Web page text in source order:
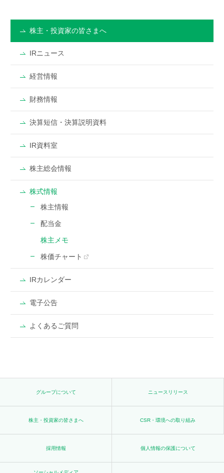
株主・投資家の皆さまへ
IRニュース
経営情報
財務情報
決算短信・決算説明資料
IR資料室
株主総会情報
株式情報
株主情報
配当金
株主メモ
株価チャート
IRカレンダー
電子公告
よくあるご質問
グループについて ニュースリリース
株主・投資家の皆さまへ CSR・環境への取り組み
採用情報 個人情報の保護について